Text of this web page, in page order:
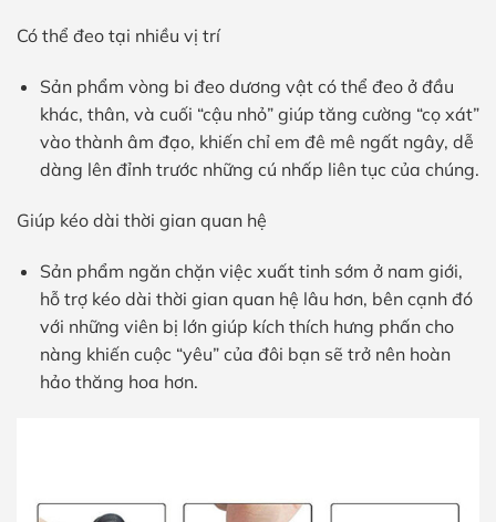
Có thể đeo tại nhiều vị trí
Sản phẩm vòng bi đeo dương vật có thể đeo ở đầu
khác, thân, và cuối “cậu nhỏ” giúp tăng cường “cọ xát”
vào thành âm đạo, khiến chỉ em đê mê ngất ngây, dễ
dàng lên đỉnh trước những cú nhấp liên tục của chúng.
Giúp kéo dài thời gian quan hệ
Sản phẩm ngăn chặn việc xuất tinh sớm ở nam giới,
hỗ trợ kéo dài thời gian quan hệ lâu hơn, bên cạnh đó
với những viên bị lớn giúp kích thích hưng phấn cho
nàng khiến cuộc “yêu” của đôi bạn sẽ trở nên hoàn
hảo thăng hoa hơn.